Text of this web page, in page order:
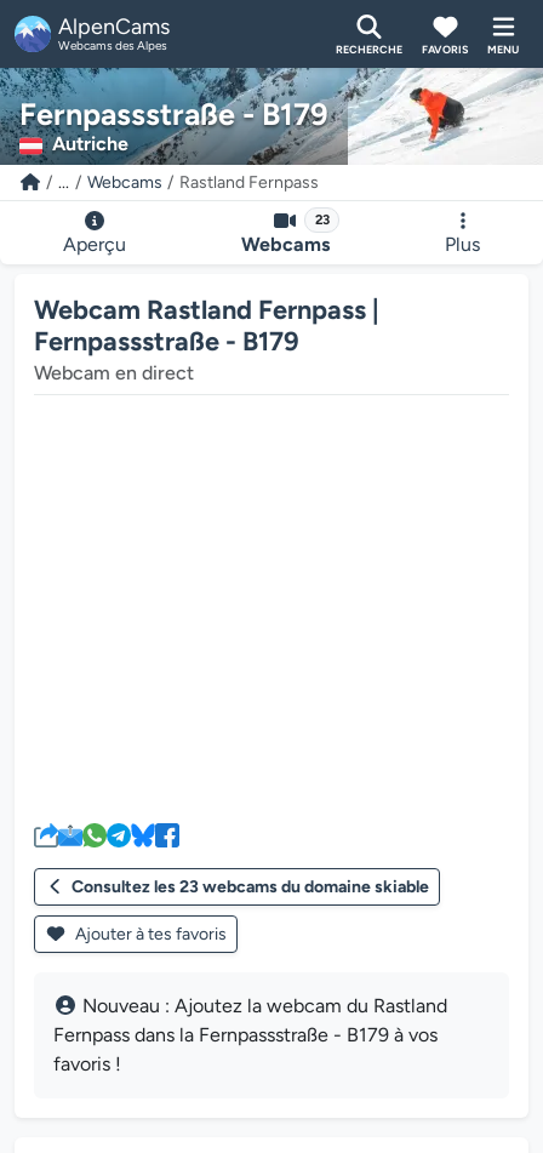
AlpenCams
Webcams des Alpes RECHERCHE FAVORIS MENU
Fernpassstraße - B179
Autriche
... Webcams Rastland Fernpass
Aperçu
23
Webcams Plus
Webcam Rastland Fernpass |
Fernpassstraße - B179
Webcam en direct
Consultez les 23 webcams du domaine skiable
Ajouter à tes favoris
Nouveau : Ajoutez la webcam du Rastland
Fernpass dans la Fernpassstraße - B179 à vos
favoris !